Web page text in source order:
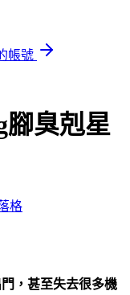
帳號
腳臭剋星
格
，甚至失去很多機